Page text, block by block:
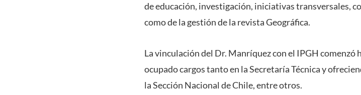
de educación, investigación, iniciativas transversales,
como de la gestión de la revista Geográfica.
La vinculación del Dr. Manríquez con el IPGH comenzó
ocupado cargos tanto en la Secretaría Técnica y
la Sección Nacional de Chile, entre otros.